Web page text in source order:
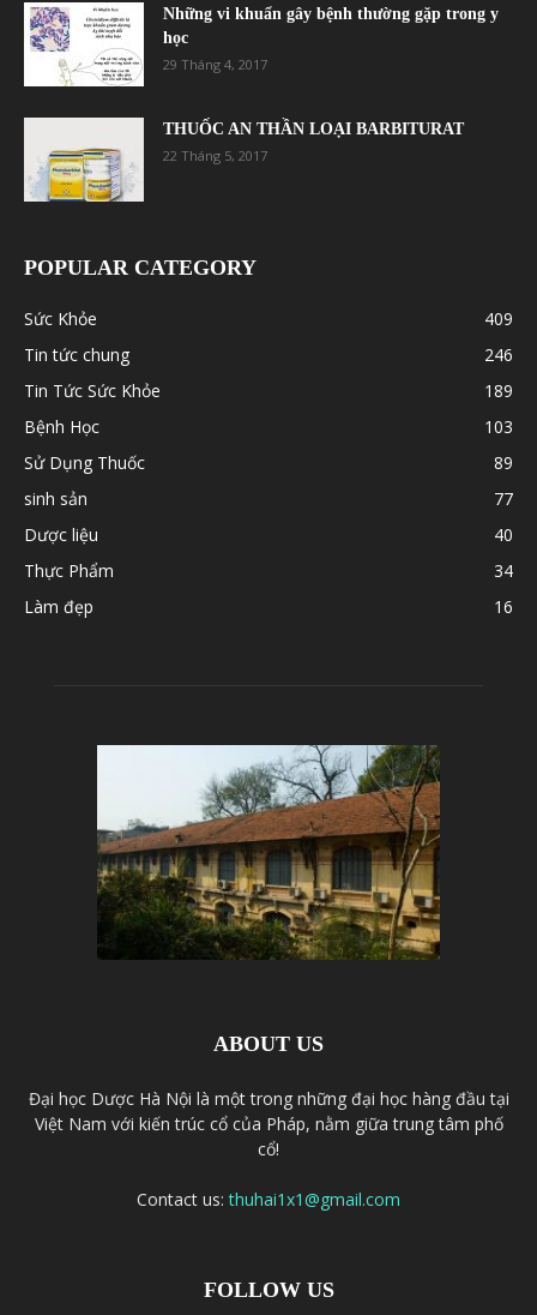
Những vi khuẩn gây bệnh thường gặp trong y
học
29 Tháng 4, 2017
THUỐC AN THẦN LOẠI BARBITURAT
22 Tháng 5, 2017
POPULAR CATEGORY
Sức Khỏe
409
Tin tức chung
246
Tin Tức Sức Khỏe
189
Bệnh Học
103
Sử Dụng Thuốc
89
sinh sản
77
Dược liệu
40
Thực Phẩm
34
Làm đẹp
16
ABOUT US
Đại học Dược Hà Nội là một trong những đại học hàng đầu tại
Việt Nam với kiến trúc cổ của Pháp, nằm giữa trung tâm phố
cổ!
Contact us:thuhai1x1@gmail.com
FOLLOW US